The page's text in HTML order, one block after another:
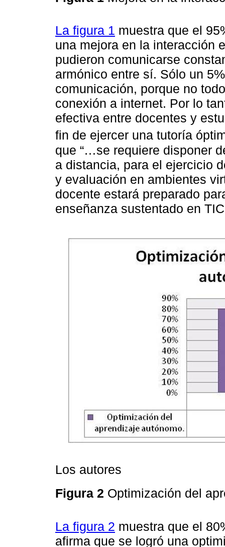
La figura 1 muestra que el
una mejora en la interacción
pudieron comunicarse
armónico entre sí. Sólo un
comunicación, porque no
conexión a internet. Por lo
efectiva entre docentes y
fin de ejercer una tutoría
que “…se requiere disponer
a distancia, para el ejercicio
y evaluación en ambientes
docente estará preparado
enseñanza sustentado en
Los autores
Figura 2 Optimización del
La figura 2 muestra que el
afirma que se logró una